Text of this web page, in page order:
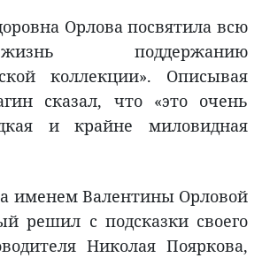
Орлова посвятила всю
поддержанию
коллекции». Описывая
сказал, что «это очень
и крайне миловидная
именем Валентины Орловой
решил с подсказки своего
Николая Пояркова,